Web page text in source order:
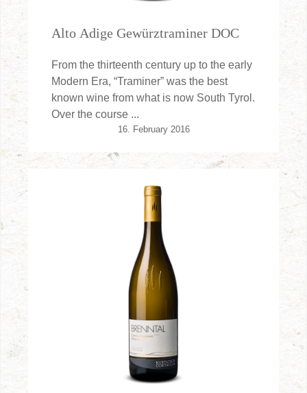
Alto Adige Gewürztraminer DOC
From the thirteenth century up to the early
Modern Era, “Traminer” was the best
known wine from what is now South Tyrol.
Over the course ...
16. February 2016